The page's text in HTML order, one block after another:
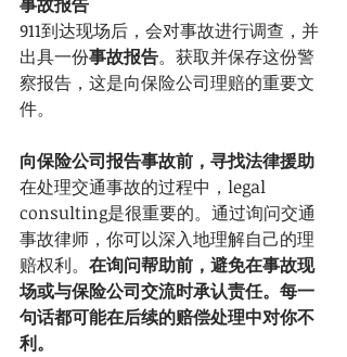
911到达现场后，会对事故进行调查，并
出具一份事故报告。获取并保存这份警
察报告，这是向保险公司理赔的重要文
件。
向保险公司报告事故前，寻找法律援助
在处理交通事故的过程中，legal
consulting是很重要的。通过询问交通
事故律师，你可以深入地理解自己的理
赔权利。 在询问帮助前，避免在事故现
场或与保险公司交流时承认责任。每一
句话都可能在后续的赔偿处理中对你不
利。